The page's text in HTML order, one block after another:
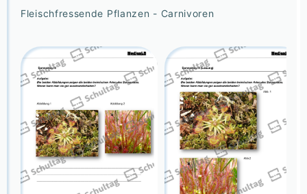
Fleischfressende Pflanzen - Carnivoren